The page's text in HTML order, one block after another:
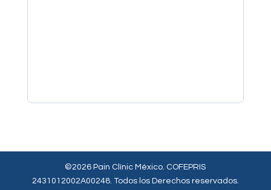
©2026 Pain Clínic México. COFEPRIS
2431012002A00248. Todos los Derechos reservados.